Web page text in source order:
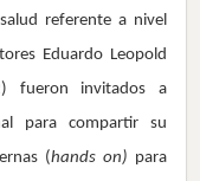
referente a nivel
Eduardo Leopold
fueron invitados a
para compartir su
(hands on) para